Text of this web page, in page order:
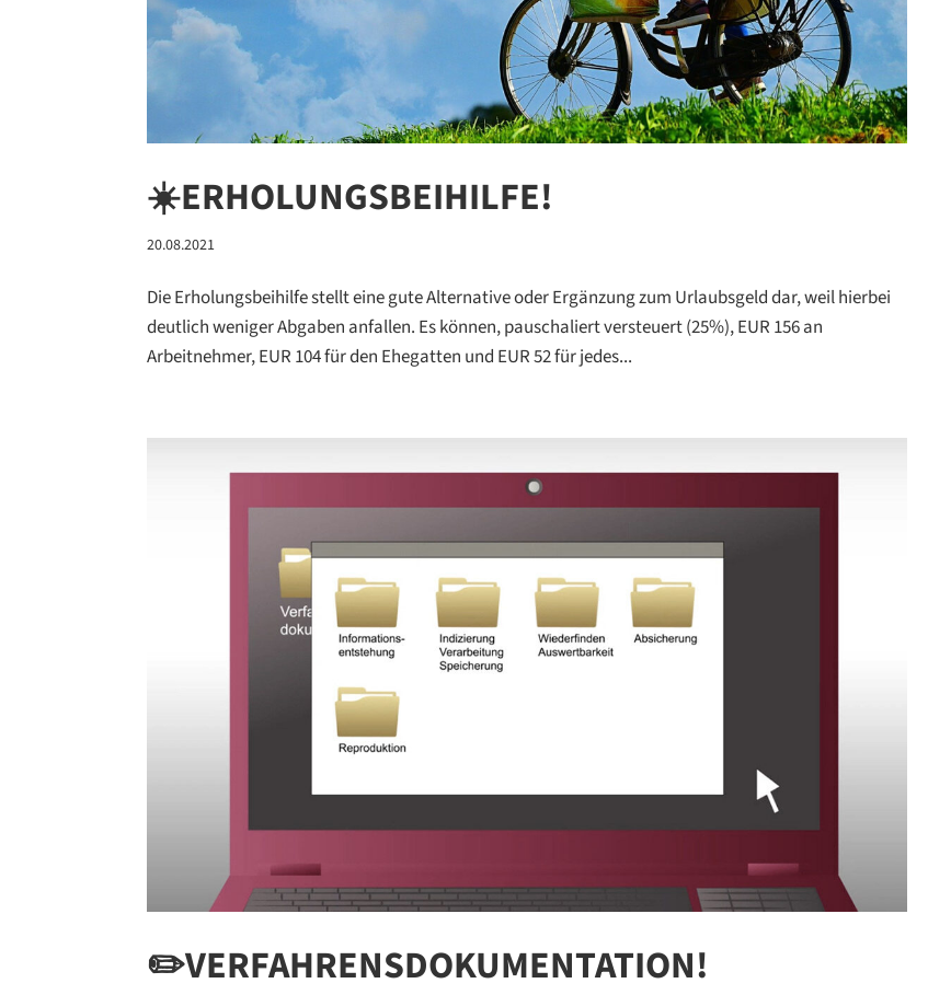
☀️ERHOLUNGSBEIHILFE!⁠
20.08.2021
Die Erholungsbeihilfe stellt eine gute Alternative oder Ergänzung zum Urlaubsgeld dar, weil hierbei
deutlich weniger Abgaben anfallen. Es können, pauschaliert versteuert (25%), EUR 156 an
Arbeitnehmer, EUR 104 für den Ehegatten und EUR 52 für jedes...
✏️VERFAHRENSDOKUMENTATION!